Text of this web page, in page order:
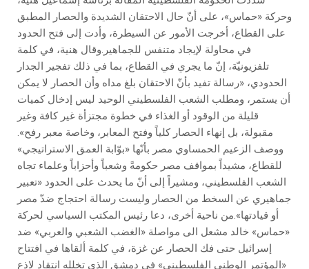
وحركة «حماس»، على أنّ حال الاحتقان الشديدة والحصار المطبق
على القطاع، أخرجت الأمور عن السيطرة، وأدت إلى فتح الحدود
في محاولة لإيجاد متنفس للجماهير.وقال هنية، في كلمة
تلفزيونيّة، إنّ ما يجري في القطاع، بما في ذلك تفجير الجدار
الحدودي، «رسالة تفيد بأنّ الاحتقان بلغ مداه وأن الحصار لا يمكن
أن يستمر، ومطلب الشعب الفلسطيني الوحيد ليس إدخال كميات
قليلة من الوقود أو الغذاء في خطوة مجتزأة غير كافة وغير
مقبولة، بل إنهاء الحصار كلياً وفتح المعابر، وخاصة معبر رفح».
ووصف الزعيم الحمساوي مصر بأنّها «بوّابة العمق الاستراتيجي»
للقطاع، مشيداً بمواقف مصر حكومةً وشعباً وأحزاباً وعلماء تجاه
الشعب الفلسطيني، ومشيراً إلى أنّ ما يحدث على الحدود «تعبير
جماهيري عن السخط من الحصار وليست رسالة احتجاج ضدّ مصر
أو قيادتها».من ناحية أخرى، دعا رئيس المكتب السياسي لحركة
«حماس» خالد مشعل الى مواصلة «الغضب الشعبي والعربي» ضد
إسرائيل حتى فك الحصار عن غزة، في كلمة ألقاها في افتتاح
«المؤتمر الوطني الفلسطيني» في دمشق الذي تخلله انتقاد لاذع